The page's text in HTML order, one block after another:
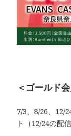
＜ゴールド
7/3、8/26、12/
ト（12/24の配